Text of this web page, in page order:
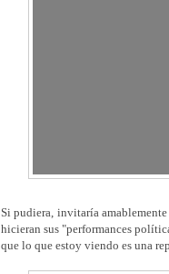
Si pudiera, invitaría amablemente
hicieran sus "performances
que lo que estoy viendo es una